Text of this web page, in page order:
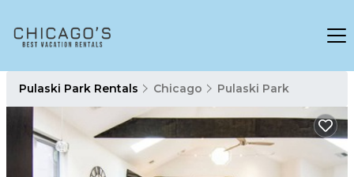
Pulaski Park Rentals Chicago Pulaski Park